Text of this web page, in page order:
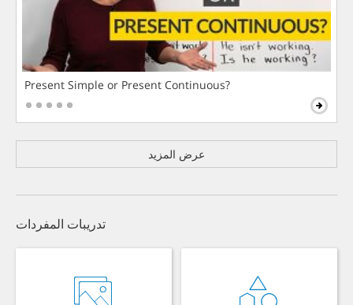
Present Simple or Present Continuous?
عرض المزيد
تدريبات المفردات